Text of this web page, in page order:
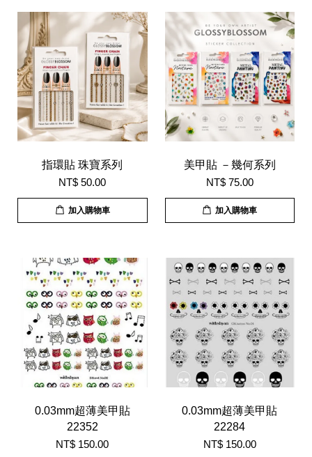
指環貼 珠寶系列
NT$ 50.00
加入購物車
美甲貼 －幾何系列
NT$ 75.00
加入購物車
0.03mm超薄美甲貼
22352
NT$ 150.00
0.03mm超薄美甲貼
22284
NT$ 150.00